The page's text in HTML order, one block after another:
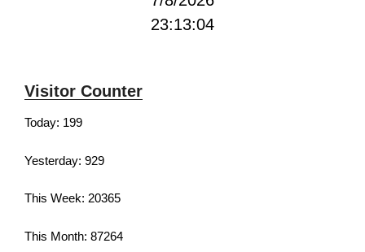
23:13:05
Visitor Counter
Today: 199
Yesterday: 929
This Week: 20365
This Month: 87264